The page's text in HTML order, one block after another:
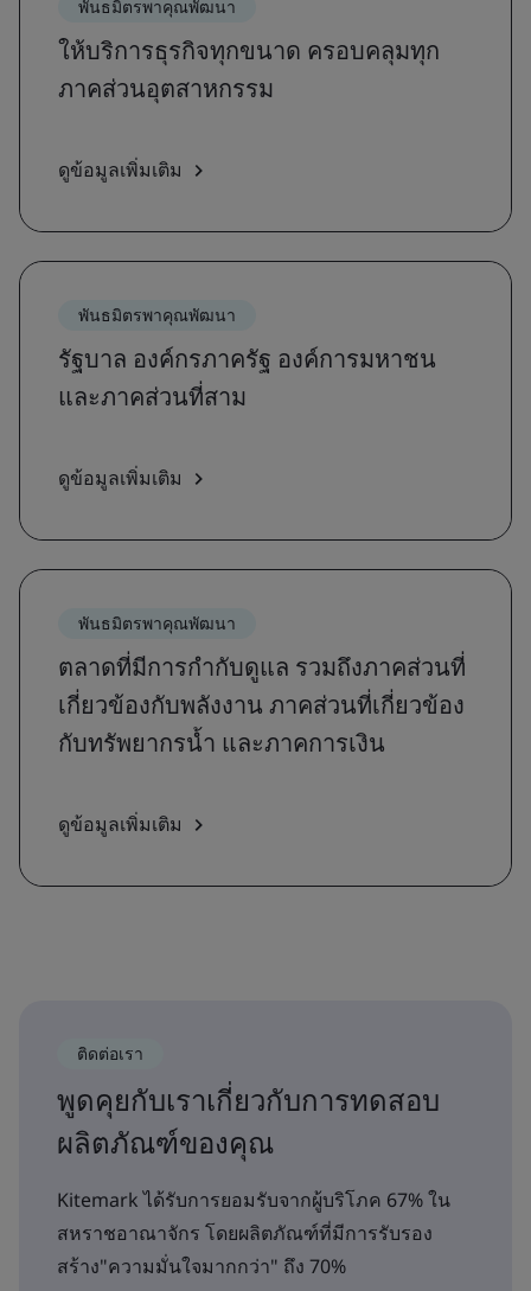
พันธมิตรพาคุณพัฒนา
ให้บริการธุรกิจทุกขนาด ครอบคลุมทุก
ภาคส่วนอุตสาหกรรม
ดูข้อมูลเพิ่มเติม
พันธมิตรพาคุณพัฒนา
รัฐบาล องค์กรภาครัฐ องค์การมหาชน
และภาคส่วนที่สาม
ดูข้อมูลเพิ่มเติม
พันธมิตรพาคุณพัฒนา
ตลาดที่มีการกำกับดูแล รวมถึงภาคส่วนที่
เกี่ยวข้องกับพลังงาน ภาคส่วนที่เกี่ยวข้อง
กับทรัพยากรน้ำ และภาคการเงิน
ดูข้อมูลเพิ่มเติม
ติดต่อเรา
พูดคุยกับเราเกี่ยวกับการทดสอบ
ผลิตภัณฑ์ของคุณ
Kitemark ได้รับการยอมรับจากผู้บริโภค 67% ใน
สหราชอาณาจักร โดยผลิตภัณฑ์ที่มีการรับรอง
สร้าง"ความมั่นใจมากกว่า" ถึง 70%